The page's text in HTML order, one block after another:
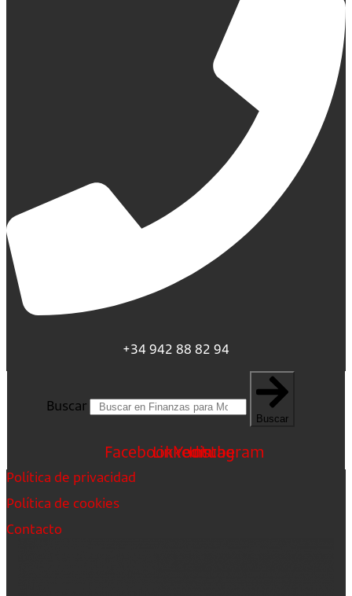
+34 942 88 82 94
Buscar
Buscar
FacebookLinkedin
Youtube
Instagram
Política de privacidad
Política de cookies
Contacto